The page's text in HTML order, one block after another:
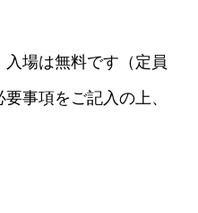
場は無料です（定員
事項をご記入の上、